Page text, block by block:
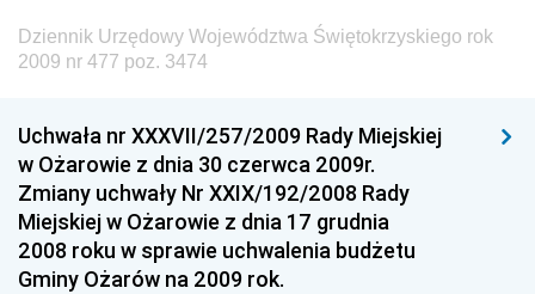
Dziennik Urzędowy Ministra Budownictwa
Dziennik Urzędowy Ministra Nauki i Szkolnictwa
Dziennik Urzędowy Głównego Urzędu Miar
Dziennik Urzędowy Ministra Rolnictwa i Rozwoju Wsi
Dziennik Urzędowy Ministra Edukacji Narodowej i
Sportu
Dziennik Urzędowy Ministra Edukacji i Nauki
Dziennik Urzędowy Województwa Świętokrzyskiego rok
2009 nr 477 poz. 3474
Uchwała nr XXXVII/257/2009 Rady Miejskiej
w Ożarowie z dnia 30 czerwca 2009r.
Zmiany uchwały Nr XXIX/192/2008 Rady
Miejskiej w Ożarowie z dnia 17 grudnia
2008 roku w sprawie uchwalenia budżetu
Gminy Ożarów na 2009 rok.